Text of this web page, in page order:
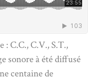
: C.C., C.V., S.T.,
sonore à été diffusé
centaine de